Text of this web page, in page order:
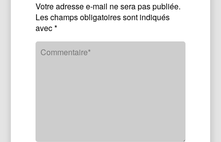
Votre adresse e-mail ne sera pas publiée.
Les champs obligatoires sont indiqués
avec*